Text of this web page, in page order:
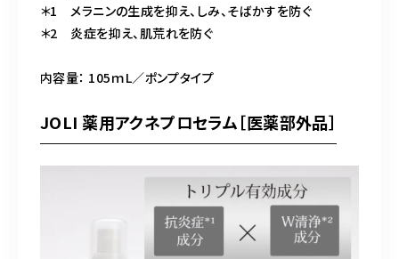
＊1 メラニンの生成を抑え、しみ、そばかすを防ぐ
＊2 炎症を抑え、肌荒れを防ぐ
内容量： 105ｍL／ポンプタイプ
JOLI 薬用アクネプロセラム［医薬部外品］